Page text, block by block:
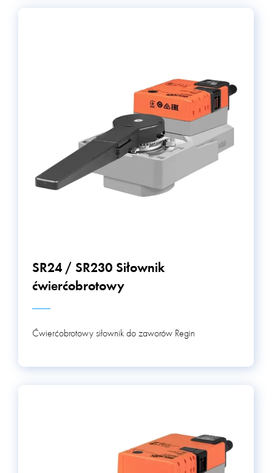
SR24 / SR230 Siłownik
ćwierćobrotowy
Ćwierćobrotowy siłownik do zaworów Regin